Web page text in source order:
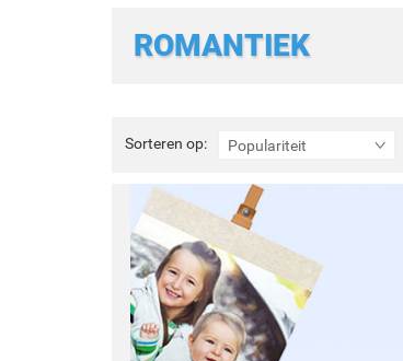
ROMANTIEK
Sorteren op: Populariteit
Sorteren
op: